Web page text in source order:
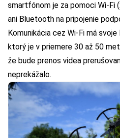
smartfónom je za pomoci Wi-Fi
ani Bluetooth na pripojenie
Komunikácia cez Wi-Fi má
ktorý je v priemere 30 až 50
že bude prenos videa
neprekážalo.